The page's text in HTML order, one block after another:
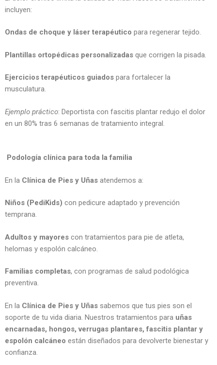
incluyen:
Ondas de choque y láser terapéutico para regenerar tejido.
Plantillas ortopédicas personalizadas que corrigen la pisada.
Ejercicios terapéuticos guiados para fortalecer la
musculatura.
Ejemplo práctico: Deportista con fascitis plantar redujo el dolor
en un 80% tras 6 semanas de tratamiento integral.
Podología clínica para toda la familia
En la Clínica de Pies y Uñas atendemos a:
Niños (PediKids) con pedicure adaptado y prevención
temprana.
Adultos y mayores con tratamientos para pie de atleta,
helomas y espolón calcáneo.
Familias completas, con programas de salud podológica
preventiva.
En la Clínica de Pies y Uñas sabemos que tus pies son el
soporte de tu vida diaria. Nuestros tratamientos para uñas
encarnadas, hongos, verrugas plantares, fascitis plantar y
espolón calcáneo están diseñados para devolverte bienestar y
confianza.